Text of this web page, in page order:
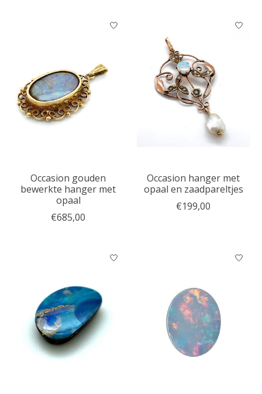
Occasion gouden
bewerkte hanger met
opaal
€685,00
Occasion hanger met
opaal en zaadpareltjes
€199,00